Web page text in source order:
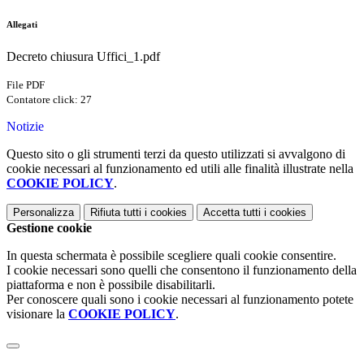
Allegati
Decreto chiusura Uffici_1.pdf
File PDF
Contatore click: 27
Notizie
Questo sito o gli strumenti terzi da questo utilizzati si avvalgono di
cookie necessari al funzionamento ed utili alle finalità illustrate nella
COOKIE POLICY.
Personalizza Rifiuta tutti i cookies Accetta tutti i cookies
Gestione cookie
In questa schermata è possibile scegliere quali cookie consentire.
I cookie necessari sono quelli che consentono il funzionamento della
piattaforma e non è possibile disabilitarli.
Per conoscere quali sono i cookie necessari al funzionamento potete
visionare la COOKIE POLICY.